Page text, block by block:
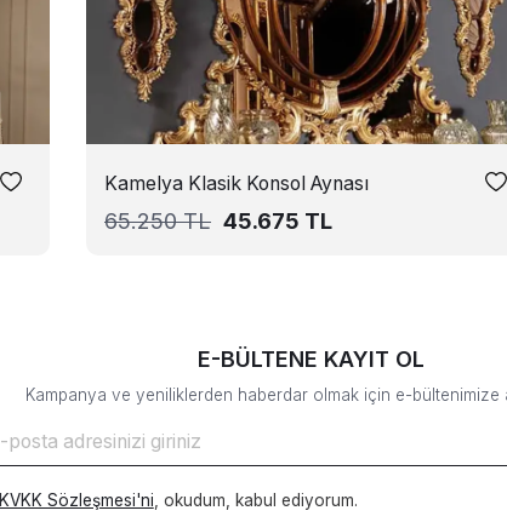
Kamelya Klasik Konsol Aynası
65.250TL 45.675 TL
E-BÜLTENE KAYIT OL
Kampanya ve yeniliklerden haberdar olmak için e-bültenimize
KVKK Sözleşmesi'ni , okudum, kabul ediyorum.